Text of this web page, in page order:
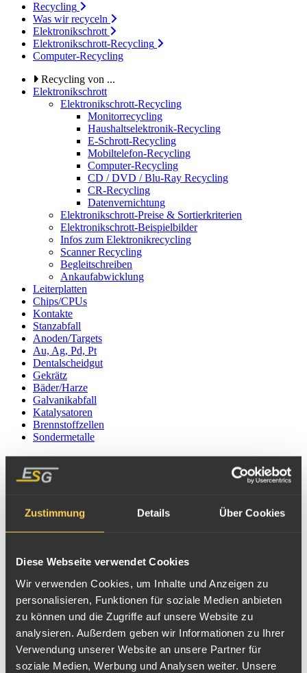
Zustimmung Details Über Cookies
Diese Webseite verwendet Cookies
Wir verwenden Cookies, um Inhalte und Anzeigen zu
personalisieren, Funktionen für soziale Medien anbieten
zu können und die Zugriffe auf unsere Website zu
analysieren. Außerdem geben wir Informationen zu Ihrer
Verwendung unserer Website an unsere Partner für
soziale Medien, Werbung und Analysen weiter. Unsere
Recycling
Was wir recyceln
Elektronikschrott
Elektronikschrott-Recycling
Computer-Recycling
Recycling von ...
Elektronikschrott
Elektronikschrott-Recycling
Monitorrecycling
Haushaltselektronik-Recycling
E-Schrott-Recycling
Mobiltelefon-Recycling
Computer-Recycling
CD / DVD / Blu-Ray Recycling
CR-Recycling
Datenvernichtung
Elektronikschrott-Preise & Sortierkriterien
Elektronikschrott-Beispielbilder
Infos zum Elektronikrecycling
Scanner Recycling
Begleitschreiben
Ankaufabwicklung
Leiterplatten
Chips/CPUs
Kontakte
Stanzabfall
Anoden/Targets
Au, Ag, Pd, Pt
Dentalscheidgut
Gekrätz
Bäder/Harze
Galvanikabfall
Katalysatoren
Brennstoffzellen
Sondermetalle
Computer-Recycling
Computer, Laptops, Großrechner und Server enthalten viele
Auf das Recycling der, in Computern / Computeranlagen
Leiterplatten Klasse III,Rückwände,Gold-Prozessoren
Chips ,Stecker,Laufwerke Festplatten ,Netzteile,Lüfter
Verbindungskabel
, etc. hat sich die Firma ESG seit Jahren
spezialisiert.
Von Zerlegebetrieben, Herstellern, Bestückern und Reparaturcentern
bekommen wir edelmetallhaltige Computerbauteile für unser